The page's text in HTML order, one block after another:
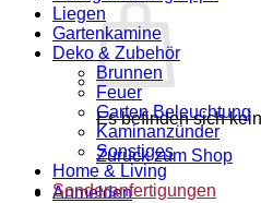
Es befinden sich
Zurück zum Shop
Anmelden
Liegen
Gartenkamine
Deko & Zubehör
Brunnen
Feuer
Garten Beleuchtung
Kaminanzünder
Sonstiges
Home & Living
Sonderanfertigungen